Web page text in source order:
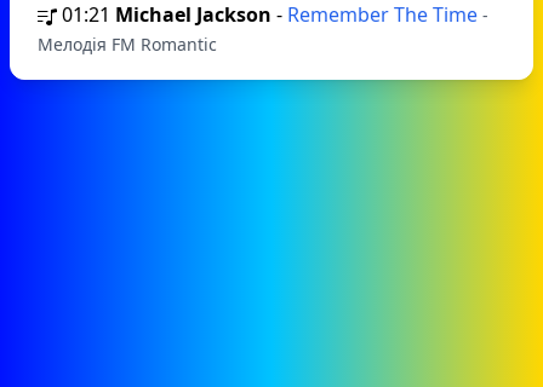
01:21 Michael Jackson - Remember The Time -
Мелодія FM Romantic